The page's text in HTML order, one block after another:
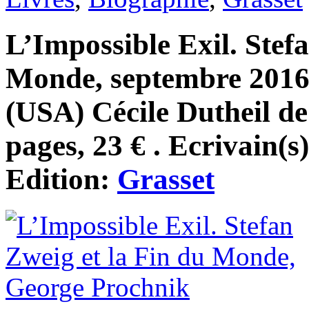
L’Impossible Exil.
Monde, septembre
(USA) Cécile Dutheil
pages, 23 € .
Edition: Grasset